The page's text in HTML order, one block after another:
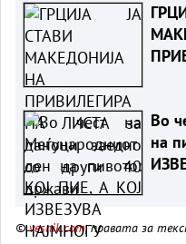
Во
на
©vesnik.com, правата за